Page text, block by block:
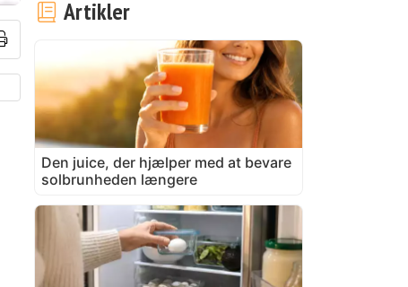
Artikler
Den juice, der hjælper med at bevare
solbrunheden længere